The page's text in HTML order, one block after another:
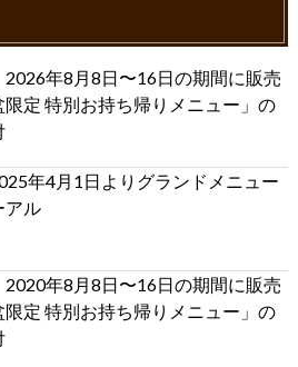
2026年8月8日〜16日の期間に販売
定 特別お持ち帰りメニュー」の
年4月1日よりグランドメニュー
アル
2020年8月8日〜16日の期間に販売
定 特別お持ち帰りメニュー」の